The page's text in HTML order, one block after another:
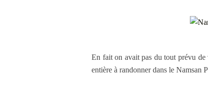
En fait on avait pas du tout prévu
entière à randonner dans le Namsan